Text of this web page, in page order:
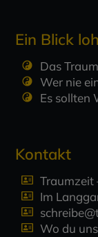
Ein Blick
Das
Wer nie
Es sollten
Kontakt
Traumzeit
Im
Wo du